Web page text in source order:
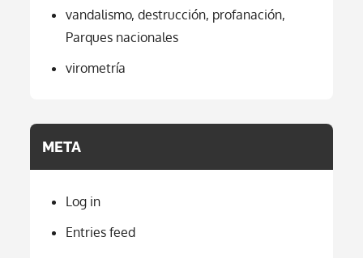
vandalismo, destrucción, profanación,
Parques nacionales
virometría
META
Log in
Entries feed